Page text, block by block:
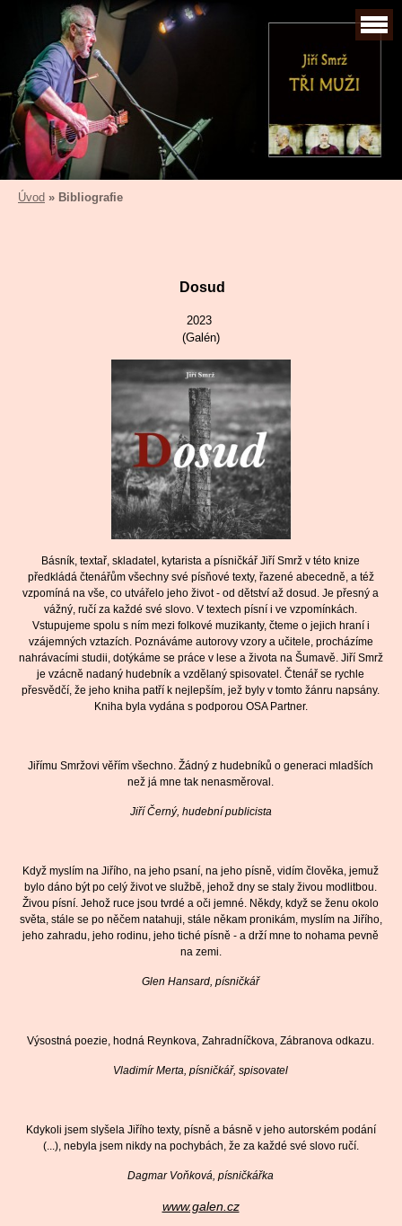
Úvod » Bibliografie
Dosud
2023
(Galén)
Básník, textař, skladatel, kytarista a písničkář Jiří Smrž v této knize
předkládá čtenářům všechny své písňové texty, řazené abecedně, a též
vzpomíná na vše, co utvářelo jeho život - od dětství až dosud. Je přesný a
vážný, ručí za každé své slovo. V textech písní i ve vzpomínkách.
Vstupujeme spolu s ním mezi folkové muzikanty, čteme o jejich hraní i
vzájemných vztazích. Poznáváme autorovy vzory a učitele, procházíme
nahrávacími studii, dotýkáme se práce v lese a života na Šumavě. Jiří Smrž
je vzácně nadaný hudebník a vzdělaný spisovatel. Čtenář se rychle
přesvědčí, že jeho kniha patří k nejlepším, jež byly v tomto žánru napsány.
Kniha byla vydána s podporou OSA Partner.
Jiřímu Smržovi věřím všechno. Žádný z hudebníků o generaci mladších
než já mne tak nenasměroval.
Jiří Černý, hudební publicista
Když myslím na Jiřího, na jeho psaní, na jeho písně, vidím člověka, jemuž
bylo dáno být po celý život ve službě, jehož dny se staly živou modlitbou.
Živou písní. Jehož ruce jsou tvrdé a oči jemné. Někdy, když se ženu okolo
světa, stále se po něčem natahuji, stále někam pronikám, myslím na Jiřího,
jeho zahradu, jeho rodinu, jeho tiché písně - a drží mne to nohama pevně
na zemi.
Glen Hansard, písničkář
Výsostná poezie, hodná Reynkova, Zahradníčkova, Zábranova odkazu.
Vladimír Merta, písničkář, spisovatel
Kdykoli jsem slyšela Jiřího texty, písně a básně v jeho autorském podání
(...), nebyla jsem nikdy na pochybách, že za každé své slovo ručí.
Dagmar Voňková, písničkářka
www.galen.cz